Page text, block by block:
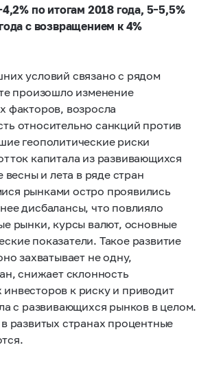
по итогам 2018 года, 5–5,5%
с возвращением к 4%
условий связано с рядом
произошло изменение
факторов, возросла
относительно санкций против
геополитические риски
капитала из развивающихся
весны и лета в ряде стран
рынками остро проявились
дисбалансы, что повлияло
рынки, курсы валют, основные
показатели. Такое развитие
захватывает не одну,
снижает склонность
к риску и приводит
с развивающихся рынков в целом.
развитых странах процентные